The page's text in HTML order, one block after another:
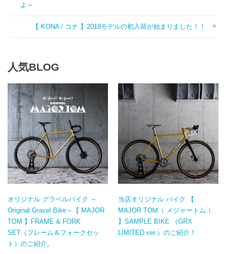
よ～
【 KONA / コナ 】2018モデルの初入荷が始まりました！！
人気BLOG
オリジナル グラベルバイク ～
Original Gravel Bike～【 MAJOR
TOM 】FRAME & FORK
SET（フレーム＆フォークセッ
ト）のご紹介。
当店オリジナル バイク 【
MAJOR TOM（ メジャートム ）
】SAMPLE BIKE （GRX
LIMITED ver.）のご紹介！